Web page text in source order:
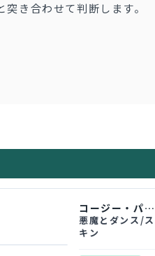
き合わせて判断します。
コージー・パウエル
悪魔とダンス/ス
キン